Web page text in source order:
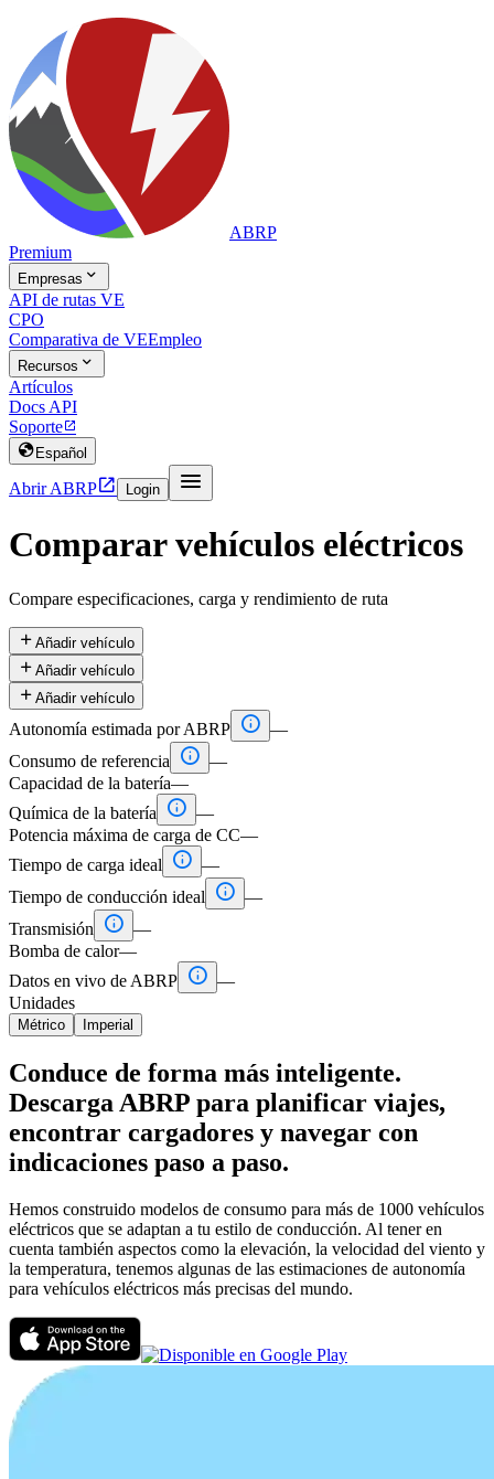
ABRP
Premium
Empresas 
API de rutas VE
CPO
Comparativa de VEEmpleo
Recursos 
Artículos
Docs API
Soporte
 Español
Abrir ABRP Login 
Comparar vehículos eléctricos
Compare especificaciones, carga y rendimiento de ruta
 Añadir vehículo
 Añadir vehículo
 Añadir vehículo
Autonomía estimada por ABRP  —
Consumo de referencia
 —
Capacidad de la batería—
Química de la batería
 —
Potencia máxima de carga de CC—
Tiempo de carga ideal
 —
Tiempo de conducción ideal
 —
Transmisión
 —
Bomba de calor—
Datos en vivo de ABRP  —
Unidades
Métrico Imperial
Conduce de forma más inteligente.
Descarga ABRP para planificar viajes,
encontrar cargadores y navegar con
indicaciones paso a paso.
Hemos construido modelos de consumo para más de 1000 vehículos
eléctricos que se adaptan a tu estilo de conducción. Al tener en
cuenta también aspectos como la elevación, la velocidad del viento y
la temperatura, tenemos algunas de las estimaciones de autonomía
para vehículos eléctricos más precisas del mundo.